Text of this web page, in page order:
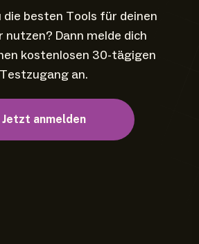
besten Tools für deinen
Dann melde dich
kostenlosen 30-tägigen
Testzugang an.
Jetzt anmelden